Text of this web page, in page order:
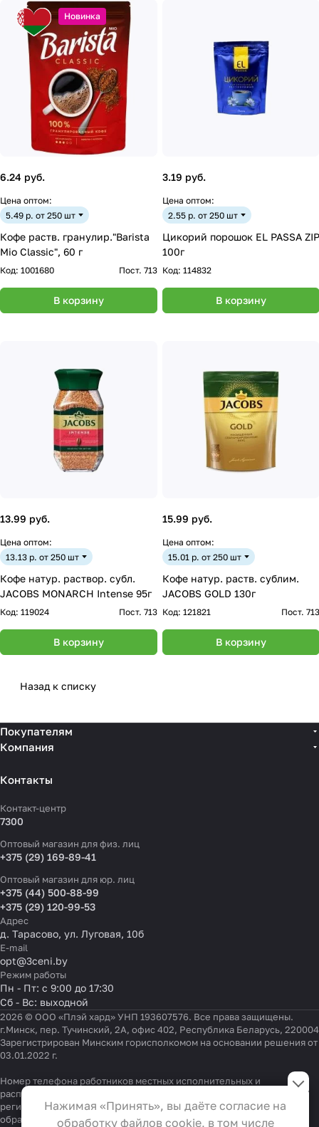
Новинка
6.24 руб.
Цена оптом:
5.49 р. от 250 шт
Кофе раств. гранулир."Barista
Mio Classic", 60 г
Код: 1001680 Пост. 713
В корзину
3.19 руб.
Цена оптом:
2.55 р. от 250 шт
Цикорий порошок EL PASSA ZIP
100г
Код: 114832
В корзину
13.99 руб.
Цена оптом:
13.13 р. от 250 шт
Кофе натур. раствор. субл.
JACOBS MONARCH Intense 95г
Код: 119024 Пост. 713
В корзину
15.99 руб.
Цена оптом:
15.01 р. от 250 шт
Кофе натур. раств. сублим.
JACOBS GOLD 130г
Код: 121821 Пост. 713
В корзину
Назад к списку
Покупателям
Компания
Контакты
Контакт-центр
7300
Оптовый магазин для физ. лиц
+375 (29) 169-89-41
Оптовый магазин для юр. лиц
+375 (44) 500-88-99
+375 (29) 120-99-53
Адрес
д. Тарасово, ул. Луговая, 10б
E-mail
opt@3ceni.by
Режим работы
Пн - Пт: с 9:00 до 17:30
Сб - Вс: выходной
2026 © ООО «Плэй хард» УНП 193607576. Все права защищены.
г.Минск, пер. Тучинский, 2А, офис 402, Республика Беларусь, 220004
Зарегистрирован Минским горисполкомом на основании решения от
03.01.2022 г.
Номер телефона работников местных исполнительных и
распорядительных органов по месту государственной
регистрации ООО «Плэй хард», уполномоченных рассматривать
обращения покупателей: +375 17 323-41-58, +375 17 370-30-64
Функциональные
Эти файлы необходимы для
Нажимая «Принять», вы даёте согласие на
обработку файлов cookie, в том числе